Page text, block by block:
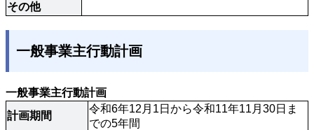
その他
一般事業主行動計画
一般事業主行動計画
計画期間
令和6年12月1日から令和11年11月30日ま
での5年間